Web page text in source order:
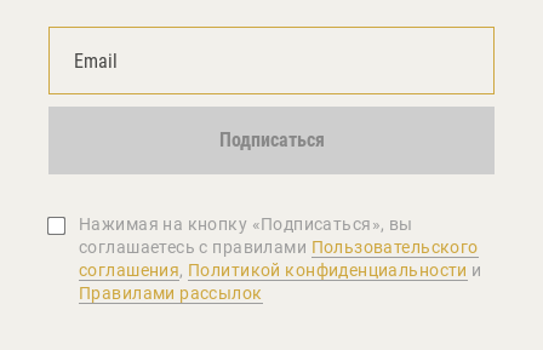
Подписаться
Нажимая на кнопку «Подписаться», вы
соглашаетеcь с правилами Пользовательского
соглашения, Политикой конфиденциальности и
Правилами рассылок